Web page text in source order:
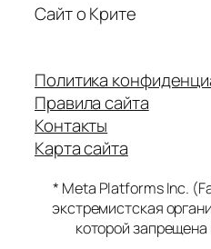
Сайт о Крите
Политика
Правила сайта
Контакты
Карта сайта
* Meta Platforms Inc.
экстремистская
которой